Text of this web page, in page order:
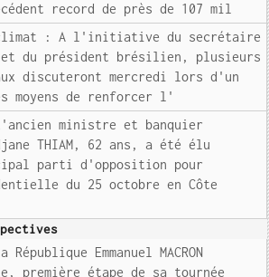
record de près de 107 mil
: A l'initiative du secrétaire
et du président brésilien, plusieurs
discuteront mercredi lors d'un
moyens de renforcer l'
ministre et banquier
THIAM, 62 ans, a été élu
parti d'opposition pour
du 25 octobre en Côte
Emmanuel MACRON
première étape de sa tournée